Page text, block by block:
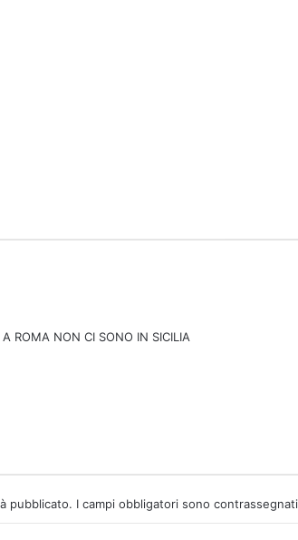
ROMA NON CI SONO IN SICILIA
pubblicato. I campi obbligatori sono contrassegnati